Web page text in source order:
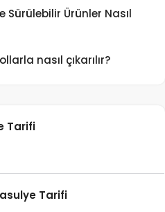
Sürülebilir Ürünler Nasıl
nasıl çıkarılır?
Tarifi
Tarifi